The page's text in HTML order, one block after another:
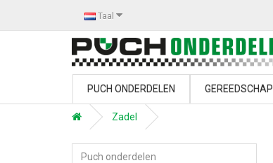
Taal
PUCH ONDERDELEN GEREEDSCHAP
Zadel
Puch onderdelen